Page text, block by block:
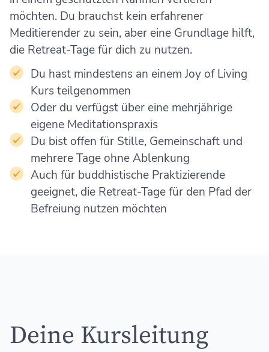
möchten. Du brauchst kein erfahrener
Meditierender zu sein, aber eine Grundlage hilft,
die Retreat-Tage für dich zu nutzen.
Du hast mindestens an einem Joy of Living
Kurs teilgenommen
Oder du verfügst über eine mehrjährige
eigene Meditationspraxis
Du bist offen für Stille, Gemeinschaft und
mehrere Tage ohne Ablenkung
Auch für buddhistische Praktizierende
geeignet, die Retreat-Tage für den Pfad der
Befreiung nutzen möchten
Deine Kursleitung